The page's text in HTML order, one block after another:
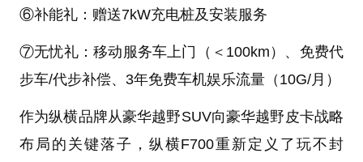
⑥补能礼：赠送7kW充电桩及安装服务
⑦无忧礼：移动服务车上门（＜100km）、免费代
步车/代步补偿、3年免费车机娱乐流量（10G/月）
作为纵横品牌从豪华越野SUV向豪华越野皮卡战略
布局的关键落子，纵横F700重新定义了玩不封